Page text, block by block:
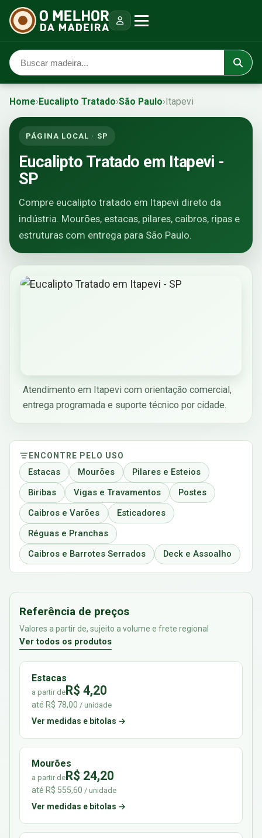
Home›Eucalipto Tratado›São Paulo›Itapevi
PÁGINA LOCAL · SP
Eucalipto Tratado em Itapevi -
SP
Compre eucalipto tratado em Itapevi direto da
indústria. Mourões, estacas, pilares, caibros, ripas e
estruturas com entrega para São Paulo.
Atendimento em Itapevi com orientação comercial,
entrega programada e suporte técnico por cidade.
ENCONTRE PELO USO
Estacas Mourões
Pilares e Esteios
Biribas
Vigas e Travamentos
Postes
Caibros e Varões
Esticadores
Réguas e Pranchas
Caibros e Barrotes Serrados
Deck e Assoalho
Referência de preços
Valores a partir de, sujeito a volume e frete regional
Ver todos os produtos
Estacas
a partir deR$ 4,20
até R$ 78,00 / unidade
Ver medidas e bitolas →
Mourões
a partir deR$ 24,20
até R$ 555,60 / unidade
Ver medidas e bitolas →